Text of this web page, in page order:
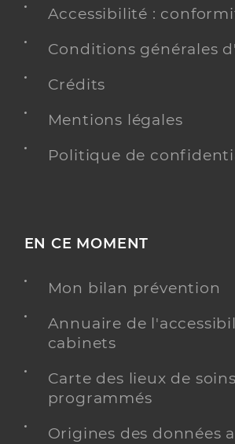
Accessibilité :
Conditions générales
Crédits
Mentions légales
Politique de
EN CE MOMENT
Mon bilan prévention
Annuaire de
cabinets
Carte des lieux de
programmés
Origines des données